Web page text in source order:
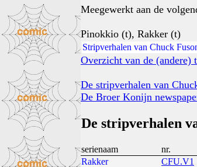
Meegewerkt aan de
Pinokkio (t), Rakker (t)
Stripverhalen van Chuck
Overzicht van de (andere)
De stripverhalen van
De Broer Konijn
De stripverhalen
serienaam nr.
Rakker
CFU.V1